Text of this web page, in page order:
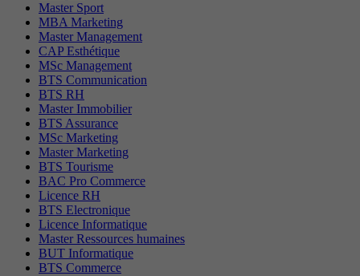
Master Sport
MBA Marketing
Master Management
CAP Esthétique
MSc Management
BTS Communication
BTS RH
Master Immobilier
BTS Assurance
MSc Marketing
Master Marketing
BTS Tourisme
BAC Pro Commerce
Licence RH
BTS Electronique
Licence Informatique
Master Ressources humaines
BUT Informatique
BTS Commerce